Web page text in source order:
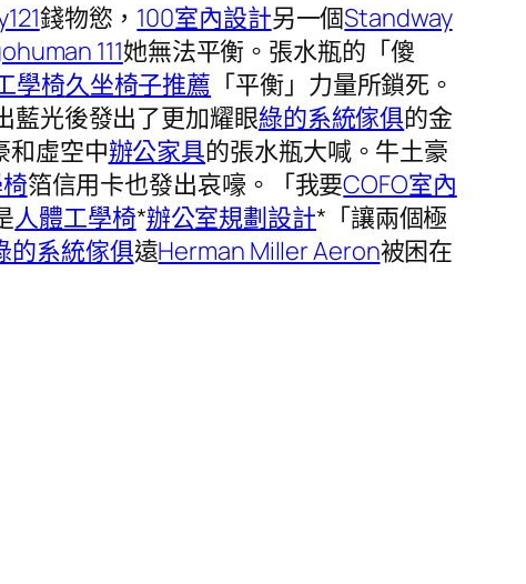
錢物慾， 100室內設計另一個Standway
111她無法平衡。張水瓶的「傻
學椅久坐椅子推薦 「平衡」力量所鎖死。
藍光後發出了更加耀眼綠的系統傢俱的金
和虛空中辦公家具的張水瓶大喊。牛土豪
箔信用卡也發出哀嚎。「我要COFO室內
人體工學椅*辦公室規劃設計*「讓兩個極
的系統傢俱遠Herman Miller Aeron被困在